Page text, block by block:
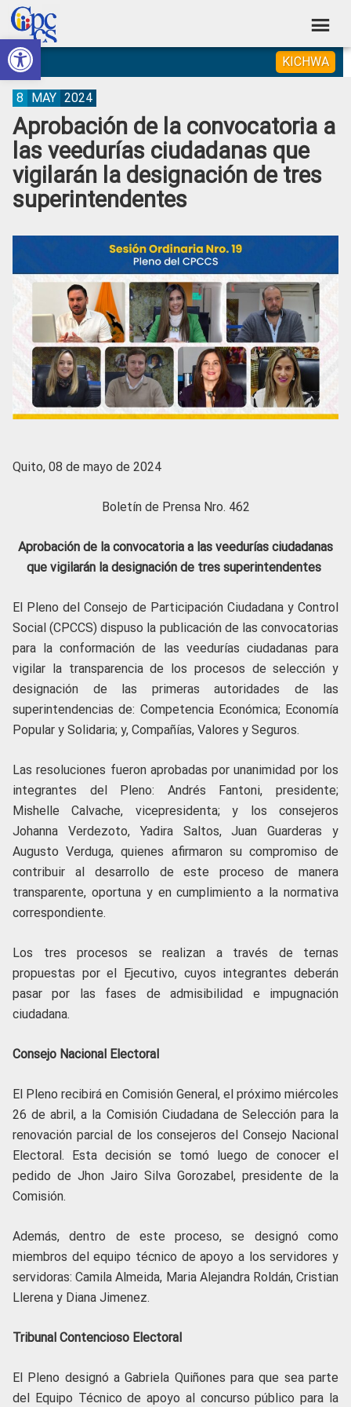
Abrir barra de herramientas
Skip
to
primary
navigation
Skip
to
main
content
Skip
to
primary
sidebar
Skip
to
footer
Consejo
de
Participación
Ciudadana
Control
Social
Construyendo
Poder
Ciudadano
KICHWA
Aprobación de la convocatoria a
las veedurías ciudadanas que
vigilarán la designación de tres
superintendentes
8 MAY 2024
Quito, 08 de mayo de 2024
Boletín de Prensa Nro. 462
Aprobación de la convocatoria a las veedurías ciudadanas
que vigilarán la designación de tres superintendentes
El Pleno del Consejo de Participación Ciudadana y Control
Social (CPCCS) dispuso la publicación de las convocatorias
para la conformación de las veedurías ciudadanas para
vigilar la transparencia de los procesos de selección y
designación de las primeras autoridades de las
superintendencias de: Competencia Económica; Economía
Popular y Solidaria; y, Compañías, Valores y Seguros.
Las resoluciones fueron aprobadas por unanimidad por los
integrantes del Pleno: Andrés Fantoni, presidente;
Mishelle Calvache, vicepresidenta; y los consejeros
Johanna Verdezoto, Yadira Saltos, Juan Guarderas y
Augusto Verduga, quienes afirmaron su compromiso de
contribuir al desarrollo de este proceso de manera
transparente, oportuna y en cumplimiento a la normativa
correspondiente.
Los tres procesos se realizan a través de ternas
propuestas por el Ejecutivo, cuyos integrantes deberán
pasar por las fases de admisibilidad e impugnación
ciudadana.
Consejo Nacional Electoral
El Pleno recibirá en Comisión General, el próximo miércoles
26 de abril, a la Comisión Ciudadana de Selección para la
renovación parcial de los consejeros del Consejo Nacional
Electoral. Esta decisión se tomó luego de conocer el
pedido de Jhon Jairo Silva Gorozabel, presidente de la
Comisión.
Además, dentro de este proceso, se designó como
miembros del equipo técnico de apoyo a los servidores y
servidoras: Camila Almeida, Maria Alejandra Roldán, Cristian
Llerena y Diana Jimenez.
Tribunal Contencioso Electoral
El Pleno designó a Gabriela Quiñones para que sea parte
del Equipo Técnico de apoyo al concurso público para la